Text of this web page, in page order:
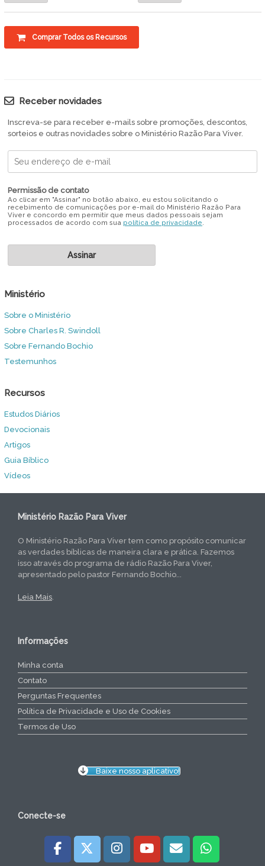
Comprar Todos os Recursos
Receber novidades
Inscreva-se para receber e-mails sobre promoções, descontos,
sorteios e outras novidades sobre o Ministério Razão Para Viver.
Permissão de contato
Ao clicar em "Assinar" no botão abaixo, eu estou solicitando o
recebimento de comunicações por e-mail do Ministério Razão Para
Viver e concordo em permitir que meus dados pessoais sejam
processados de acordo com sua política de privacidade.
Ministério
Sobre o Ministério
Sobre Charles R. Swindoll
Sobre Fernando Bochio
Testemunhos
Recursos
Estudos Diários
Devocionais
Artigos
Guia Bíblico
Vídeos
Ministério Razão Para Viver
O Ministério Razão Para Viver tem como propósito comunicar
as verdades bíblicas de maneira clara e prática. Fazemos
isso através do programa de rádio Razão Para Viver,
apresentado pelo pastor Fernando Bochio...
Leia Mais.
Informações
Minha conta
Contato
Perguntas Frequentes
Política de Privacidade e Uso de Cookies
Termos de Uso
Baixe nosso aplicativo!
Conecte-se